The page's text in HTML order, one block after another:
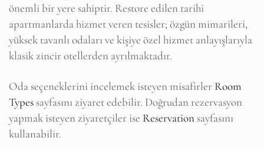
önemli bir yere sahiptir. Restore edilen tarihi
apartmanlarda hizmet veren tesisler; özgün mimarileri,
yüksek tavanlı odaları ve kişiye özel hizmet anlayışlarıyla
klasik zincir otellerden ayrılmaktadır.
Oda seçeneklerini incelemek isteyen misafirler Room
Types sayfasını ziyaret edebilir. Doğrudan rezervasyon
yapmak isteyen ziyaretçiler ise Reservation sayfasını
kullanabilir.